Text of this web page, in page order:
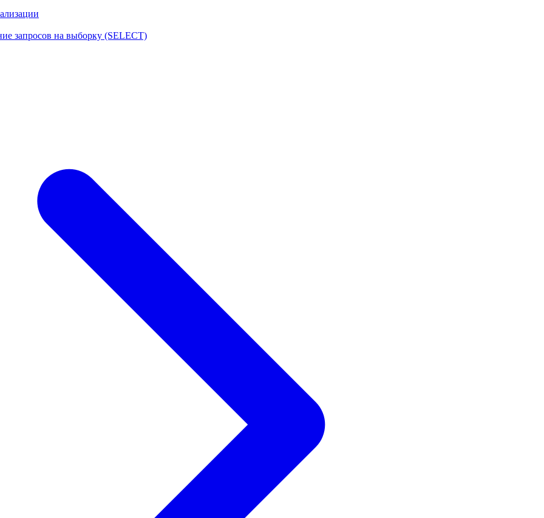
запросов на выборку (SELECT)